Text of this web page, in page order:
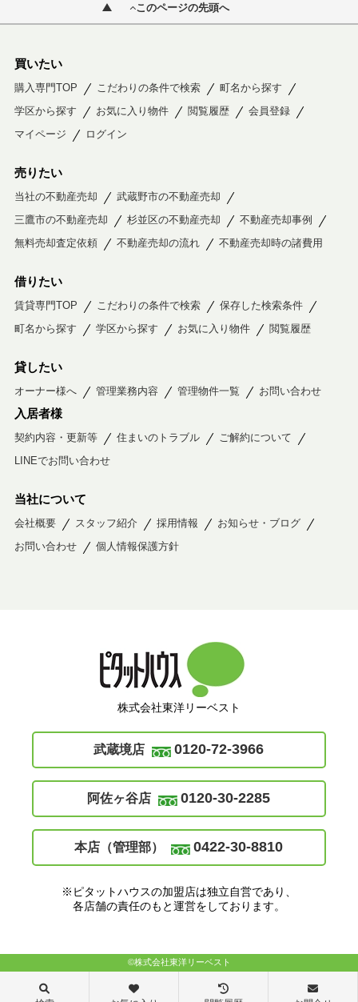
このページの先頭へ
買いたい
購入専門TOP こだわりの条件で検索
町名から探す
学区から探す
お気に入り物件 閲覧履歴
会員登録
マイページ
ログイン
売りたい
当社の不動産売却
武蔵野市の不動産売却
三鷹市の不動産売却
杉並区の不動産売却
不動産売却事例
無料売却査定依頼
不動産売却の流れ 不動産売却時の諸費用
借りたい
賃貸専門TOP こだわりの条件で検索
保存した検索条件
町名から探す
学区から探す お気に入り物件 閲覧履歴
貸したい
オーナー様へ 管理業務内容 管理物件一覧 お問い合わせ
入居者様
契約内容・更新等 住まいのトラブル
ご解約について
LINEでお問い合わせ
当社について
会社概要 スタッフ紹介 採用情報
お知らせ・ブログ
お問い合わせ
個人情報保護方針
株式会社東洋リーベスト
武蔵境店 0120-72-3966
阿佐ヶ谷店 0120-30-2285
本店（管理部） 0422-30-8810
※ピタットハウスの加盟店は独立自営であり、
各店舗の責任のもと運営をしております。
©株式会社東洋リーベスト